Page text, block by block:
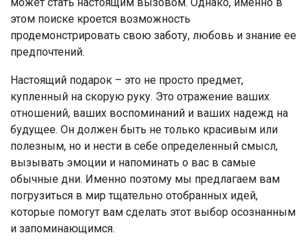
этом поиске кроется возможность
продемонстрировать свою заботу, любовь и знание ее
предпочтений.
Настоящий подарок – это не просто предмет,
купленный на скорую руку. Это отражение ваших
отношений, ваших воспоминаний и ваших надежд на
будущее. Он должен быть не только красивым или
полезным, но и нести в себе определенный смысл,
вызывать эмоции и напоминать о вас в самые
обычные дни. Именно поэтому мы предлагаем вам
погрузиться в мир тщательно отобранных идей,
которые помогут вам сделать этот выбор осознанным
и запоминающимся.